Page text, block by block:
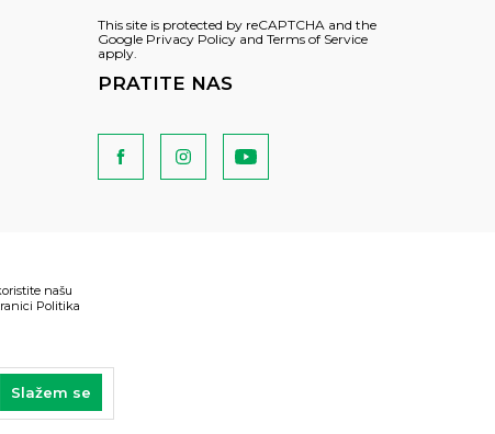
This site is protected by reCAPTCHA and the
Google Privacy Policy and Terms of Service
apply.
PRATITE NAS
našu
Politika
Slažem se